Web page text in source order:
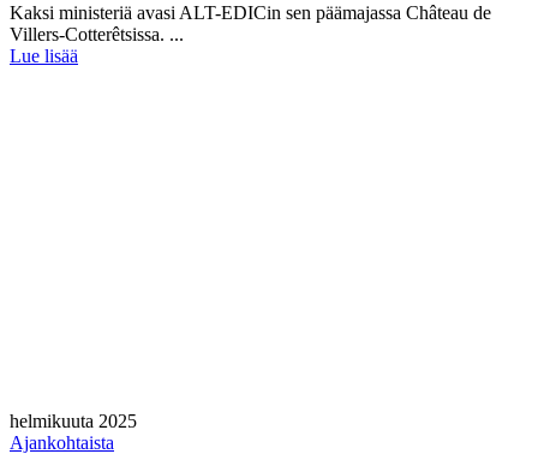
Kaksi ministeriä avasi ALT-EDICin sen päämajassa Château de
Villers-Cotterêtsissa. ...
Lue lisää
helmikuuta 2025
Ajankohtaista